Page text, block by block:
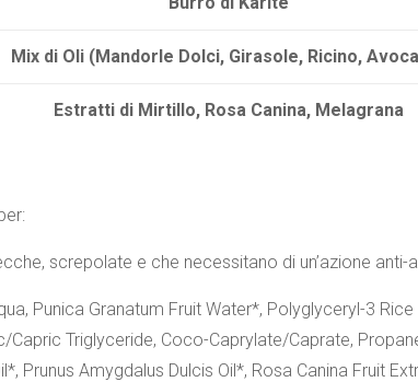
Mix di Oli (Mandorle Dolci, Girasole, Ricino,
Estratti di Mirtillo, Rosa Canina, Melagrana
screpolate e che necessitano di un’azione anti-
Punica Granatum Fruit Water*, Polyglyceryl-3
Capric Triglyceride, Coco-Caprylate/Caprate,
Prunus Amygdalus Dulcis Oil*, Rosa Canina Fruit